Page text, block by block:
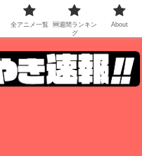
全アニメ一覧
🆕週間ランキン
グ
About